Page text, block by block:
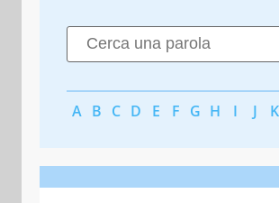
A B C D E F G H I J K